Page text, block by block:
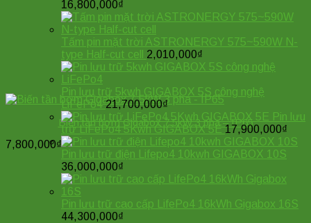
Biến tần bơm Gigabox 7.5kW 3 pha – IP65
7,800,000₫
16,800,000₫
Tấm pin mặt trời ASTRONERGY 575~590W N-
type Half-cut cell
2,010,000₫
Pin lưu trữ 5kwh GIGABOX 5S công nghệ
LiFePo4 21,700,000₫
Pin lưu
trữ LiFePo4 5Kwh GIGABOX 5E 17,900,000₫
Pin lưu trữ điện Lifepo4 10kwh GIGABOX 10S
36,000,000₫
Pin lưu trữ cao cấp LifePo4 16kWh Gigabox 16S
44,300,000₫